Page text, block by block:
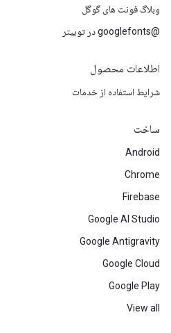
وبلاگ فونت های گوگل
@googlefonts در توییتر
اطلاعات محصول
شرایط استفاده از خدمات
ساخت
Android
Chrome
Firebase
Google AI Studio
Google Antigravity
Google Cloud
Google Play
View all